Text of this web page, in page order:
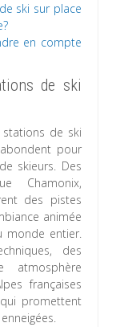
ski sur place
en compte
de ski
stations de ski
pour
skieurs. Des
Chamonix,
des pistes
animée
monde entier.
des
atmosphère
françaises
promettent